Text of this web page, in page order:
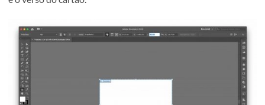
Pranchetas são o espaço gráfico visível na impressão. Por
exemplo, se se pretende imprimir uma brochura, então as
pranchetas representam as páginas. No caso de se
imprimir cartões de visita
, as pranchetas representam a
e o verso do cartão.